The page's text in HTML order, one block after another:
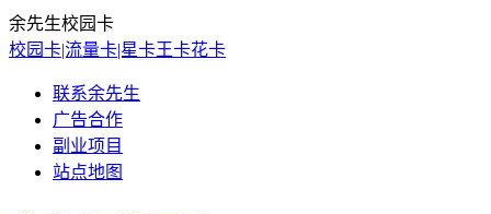
余先生校园卡
校园卡|流量卡|星卡王卡花卡
联系余先生
广告合作
副业项目
站点地图